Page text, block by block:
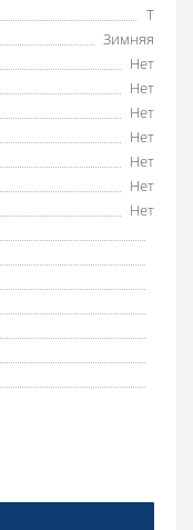
T
Зимняя
Нет
Нет
Нет
Нет
Нет
Нет
Нет